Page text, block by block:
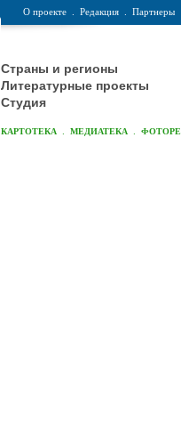
О проекте Редакция Партнеры
Страны и регионы
Литературные проекты
Студия
КАРТОТЕКА МЕДИАТЕКА